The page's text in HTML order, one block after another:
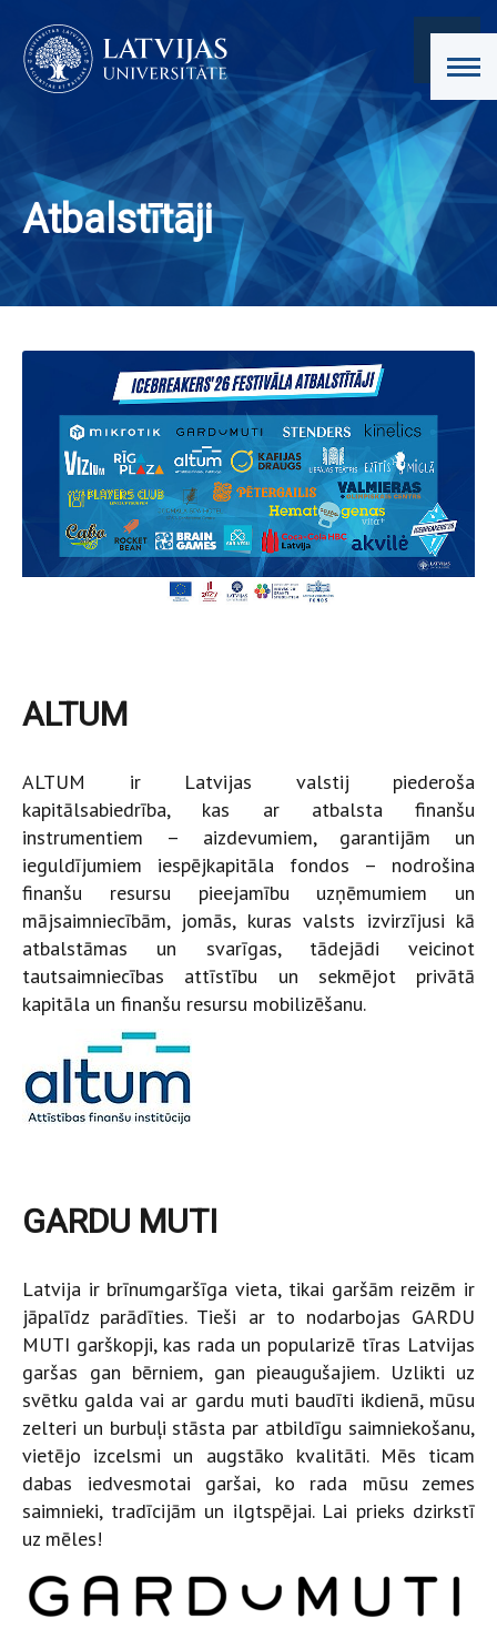
Atbalstītāji
ALTUM
ALTUM ir Latvijas valstij piederoša
kapitālsabiedrība, kas ar atbalsta finanšu
instrumentiem – aizdevumiem, garantijām un
ieguldījumiem iespējkapitāla fondos – nodrošina
finanšu resursu pieejamību uzņēmumiem un
mājsaimniecībām, jomās, kuras valsts izvirzījusi kā
atbalstāmas un svarīgas, tādejādi veicinot
tautsaimniecības attīstību un sekmējot privātā
kapitāla un finanšu resursu mobilizēšanu.
GARDU MUTI
Latvija ir brīnumgaršīga vieta, tikai garšām reizēm ir
jāpalīdz parādīties. Tieši ar to nodarbojas GARDU
MUTI garškopji, kas rada un popularizē tīras Latvijas
garšas gan bērniem, gan pieaugušajiem. Uzlikti uz
svētku galda vai ar gardu muti baudīti ikdienā, mūsu
zelteri un burbuļi stāsta par atbildīgu saimniekošanu,
vietējo izcelsmi un augstāko kvalitāti. Mēs ticam
dabas iedvesmotai garšai, ko rada mūsu zemes
saimnieki, tradīcijām un ilgtspējai. Lai prieks dzirkstī
uz mēles!